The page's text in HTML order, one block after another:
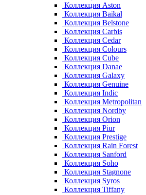
Коллекция Aston
Коллекция Baikal
Коллекция Belstone
Коллекция Carbis
Коллекция Cedar
Коллекция Colours
Коллекция Cube
Коллекция Danae
Коллекция Galaxy
Коллекция Genuine
Коллекция Indic
Коллекция Metropolitan
Коллекция Nordby
Коллекция Orion
Коллекция Piur
Коллекция Prestige
Коллекция Rain Forest
Коллекция Sanford
Коллекция Soho
Коллекция Stagnone
Коллекция Syros
Коллекция Tiffany